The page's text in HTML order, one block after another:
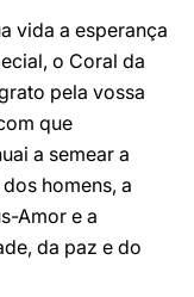
vida a esperança
o Coral da
pela vossa
que
a semear a
homens, a
Amor e a
da paz e do